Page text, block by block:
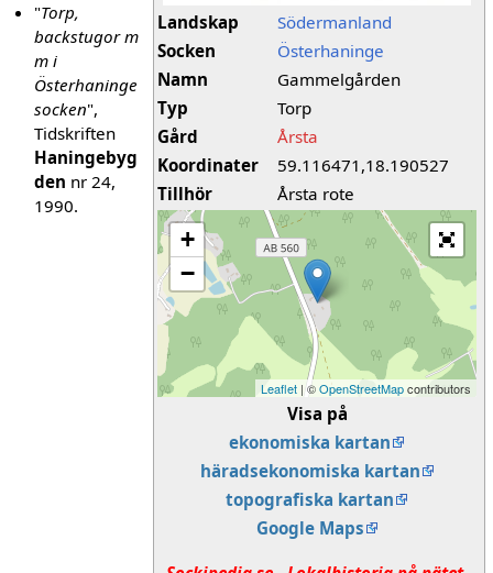
Landskap
Södermanland
Socken
Österhaninge
Namn
Gammelgården
Typ
Torp
Gård
Årsta
Koordinater
59.116471,18.190527
Tillhör
Årsta rote
+
−
Leaflet | ©OpenStreetMapcontributors
Visa på
ekonomiska kartan
häradsekonomiska kartan
topografiska kartan
Google Maps
"Torp,
backstugor m
m i
Österhaninge
socken",
Tidskriften
Haningebyg
den nr 24,
1990.